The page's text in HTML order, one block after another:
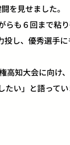
を見せました。
らも６回まで粘
し、優秀選手に
高知大会に向け
い」と語ってい